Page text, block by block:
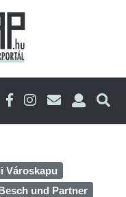
Városkapu
und Partner